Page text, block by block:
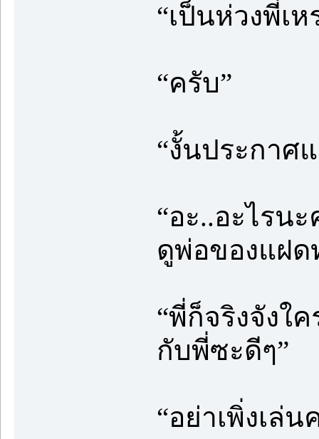
“เป็นห่วงพี่เ
“ครับ”
“งั้นประกาศ
“อะ..อะไรน
ดูพ่อของแฝด
“พี่ก็จริงจังใ
กับพี่ซะดีๆ”
“อย่าเพิ่งเล่